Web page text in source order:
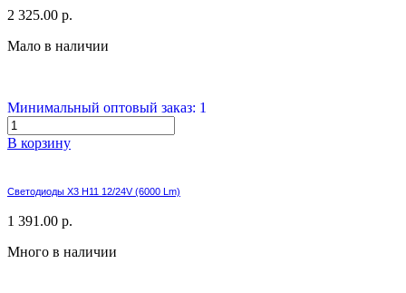
2 325.00 р.
Мало в наличии
Минимальный оптовый заказ: 1
В корзину
Светодиоды X3 H11 12/24V (6000 Lm)
1 391.00 р.
Много в наличии